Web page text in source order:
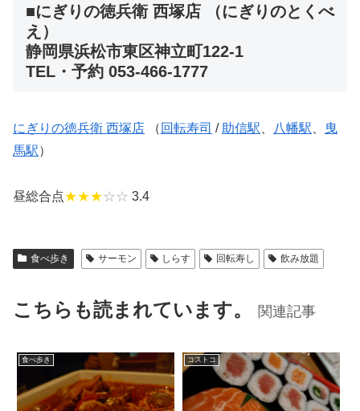
■にぎりの徳兵衛 西塚店 （にぎりのとくべ
え）
静岡県浜松市東区神立町122-1
TEL・予約 053-466-1777
にぎりの徳兵衛 西塚店 （ 回転寿司 / 助信駅 八幡駅
曳
馬駅）
昼総合点★★★☆☆ 3.4
食べ歩き サーモン しらす 回転寿し 飲み放題
こちらも読まれています。 関連記事
食べ歩き コストコ